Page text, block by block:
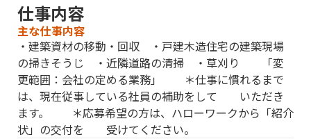
仕事内容
主な仕事内容
・建築資材の移動・回収 ・戸建木造住宅の建築現場
の掃きそうじ ・近隣道路の清掃 ・草刈り 「変
更範囲：会社の定める業務」 ＊仕事に慣れるまで
は、現在従事している社員の補助をして いただき
ます。 ＊応募希望の方は、ハローワークから「紹介
状」の交付を 受けてください。